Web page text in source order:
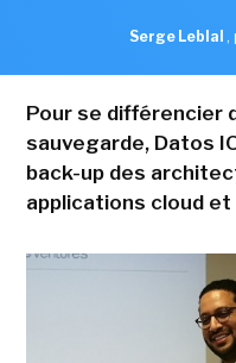
Serge Leblal ,
Pour se différencier
sauvegarde, Datos
back-up des
applications cloud et